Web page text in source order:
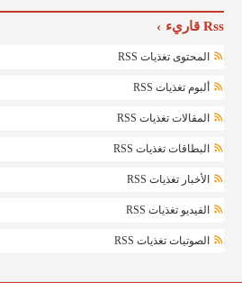
Rss قاريء
المحتوى تغذيات RSS
ألبوم تغذيات RSS
المقالات تغذيات RSS
البطاقات تغذيات RSS
الأخبار تغذيات RSS
الفيديو تغذيات RSS
الصوتيات تغذيات RSS